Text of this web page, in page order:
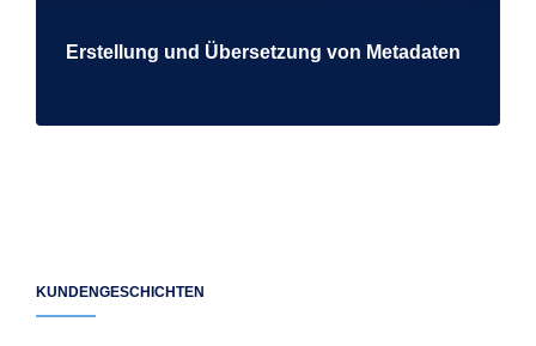
Erstellung und Übersetzung von Metadaten
KUNDENGESCHICHTEN